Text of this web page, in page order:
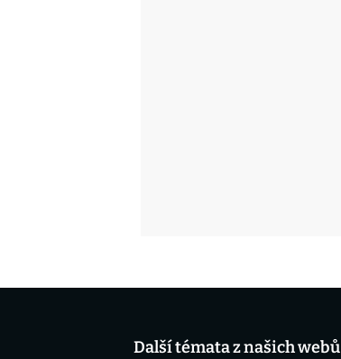
Další témata z našich webů